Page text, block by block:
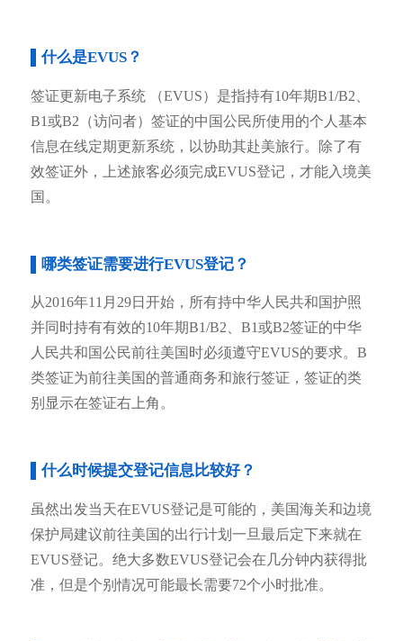
▌什么是EVUS？
签证更新电子系统 （EVUS）是指持有10年期B1/B2、
B1或B2（访问者）签证的中国公民所使用的个人基本
信息在线定期更新系统，以协助其赴美旅行。除了有
效签证外，上述旅客必须完成EVUS登记，才能入境美
国。
▌哪类签证需要进行EVUS登记？
从2016年11月29日开始，所有持中华人民共和国护照
并同时持有有效的10年期B1/B2、B1或B2签证的中华
人民共和国公民前往美国时必须遵守EVUS的要求。B
类签证为前往美国的普通商务和旅行签证，签证的类
别显示在签证右上角。
▌什么时候提交登记信息比较好？
虽然出发当天在EVUS登记是可能的，美国海关和边境
保护局建议前往美国的出行计划一旦最后定下来就在
EVUS登记。绝大多数EVUS登记会在几分钟内获得批
准，但是个别情况可能最长需要72个小时批准。